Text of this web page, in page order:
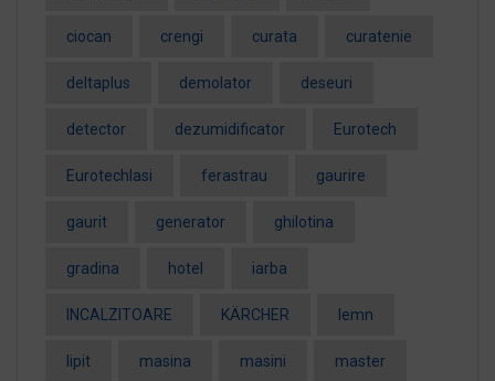
ciocan crengi curata curatenie
deltaplus demolator deseuri
detector dezumidificator Eurotech
EurotechIasi ferastrau gaurire
gaurit generator ghilotina
gradina hotel iarba
INCALZITOARE KÄRCHER lemn
lipit masina masini master